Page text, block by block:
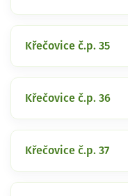
Křečovice č.p. 35
Křečovice č.p. 36
Křečovice č.p. 37